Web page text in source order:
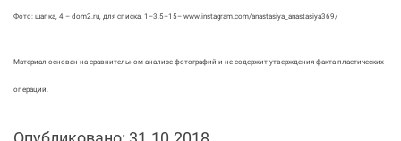
Фото: шапка, 4 – dom2.ru, для списка, 1–3,5–15– www.instagram.com/anastasiya_anastasiya369/
Материал основан на сравнительном анализе фотографий и не содержит утверждения факта пластических
операций.